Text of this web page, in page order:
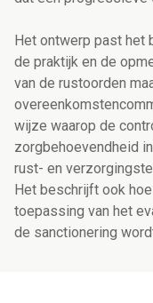
Het ontwerp past het
de praktijk en de
van de rustoorden
wijze waarop de
zorgbehoevendheid
rust- en
Het beschrijft ook
toepassing van het
de sanctionering